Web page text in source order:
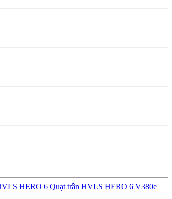
HERO 6 Quạt trần HVLS HERO 6 V380e